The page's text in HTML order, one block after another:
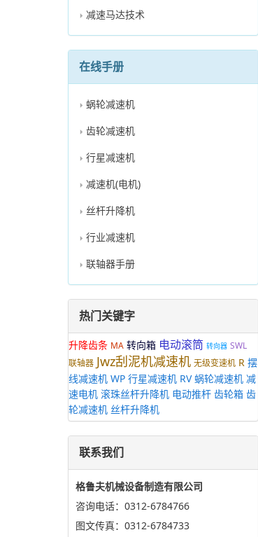
减速马达技术
在线手册
蜗轮减速机
齿轮减速机
行星减速机
减速机(电机)
丝杆升降机
行业减速机
联轴器手册
热门关键字
升降齿条 MA 转向箱 电动滚筒 转向器 SWL
联轴器 Jwz刮泥机减速机 无级变速机 R 摆
线减速机 WP 行星减速机 RV 蜗轮减速机 减
速电机 滚珠丝杆升降机 电动推杆 齿轮箱 齿
轮减速机 丝杆升降机
联系我们
格鲁夫机械设备制造有限公司
咨询电话：0312-6784766
图文传真：0312-6784733